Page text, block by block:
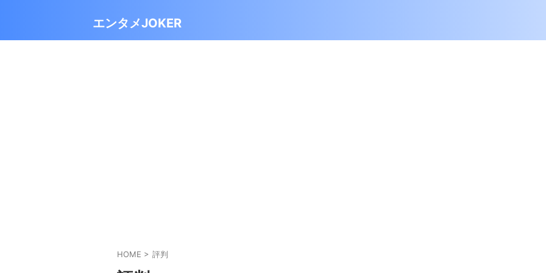
エンタメJOKER
HOME > 評判